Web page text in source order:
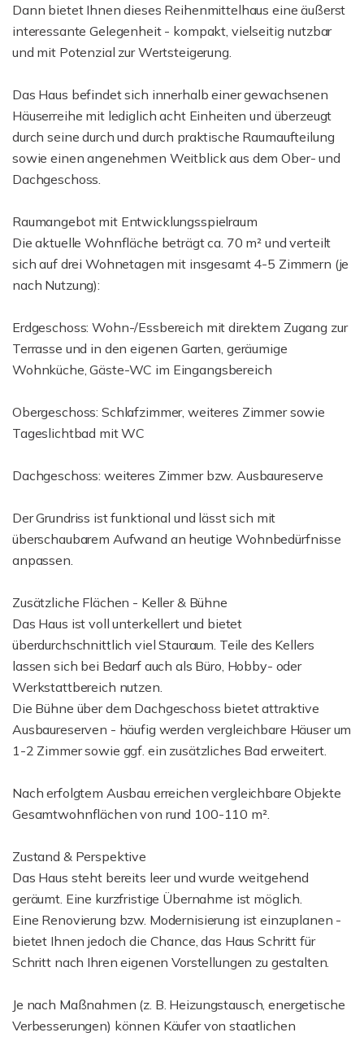
Dann bietet Ihnen dieses Reihenmittelhaus eine äußerst
interessante Gelegenheit - kompakt, vielseitig nutzbar
und mit Potenzial zur Wertsteigerung.
Das Haus befindet sich innerhalb einer gewachsenen
Häuserreihe mit lediglich acht Einheiten und überzeugt
durch seine durch und durch praktische Raumaufteilung
sowie einen angenehmen Weitblick aus dem Ober- und
Dachgeschoss.
Raumangebot mit Entwicklungsspielraum
Die aktuelle Wohnfläche beträgt ca. 70 m² und verteilt
sich auf drei Wohnetagen mit insgesamt 4-5 Zimmern (je
nach Nutzung):
Erdgeschoss: Wohn-/Essbereich mit direktem Zugang zur
Terrasse und in den eigenen Garten, geräumige
Wohnküche, Gäste-WC im Eingangsbereich
Obergeschoss: Schlafzimmer, weiteres Zimmer sowie
Tageslichtbad mit WC
Dachgeschoss: weiteres Zimmer bzw. Ausbaureserve
Der Grundriss ist funktional und lässt sich mit
überschaubarem Aufwand an heutige Wohnbedürfnisse
anpassen.
Zusätzliche Flächen - Keller & Bühne
Das Haus ist voll unterkellert und bietet
überdurchschnittlich viel Stauraum. Teile des Kellers
lassen sich bei Bedarf auch als Büro, Hobby- oder
Werkstattbereich nutzen.
Die Bühne über dem Dachgeschoss bietet attraktive
Ausbaureserven - häufig werden vergleichbare Häuser um
1-2 Zimmer sowie ggf. ein zusätzliches Bad erweitert.
Nach erfolgtem Ausbau erreichen vergleichbare Objekte
Gesamtwohnflächen von rund 100-110 m².
Zustand & Perspektive
Das Haus steht bereits leer und wurde weitgehend
geräumt. Eine kurzfristige Übernahme ist möglich.
Eine Renovierung bzw. Modernisierung ist einzuplanen -
bietet Ihnen jedoch die Chance, das Haus Schritt für
Schritt nach Ihren eigenen Vorstellungen zu gestalten.
Je nach Maßnahmen (z. B. Heizungstausch, energetische
Verbesserungen) können Käufer von staatlichen